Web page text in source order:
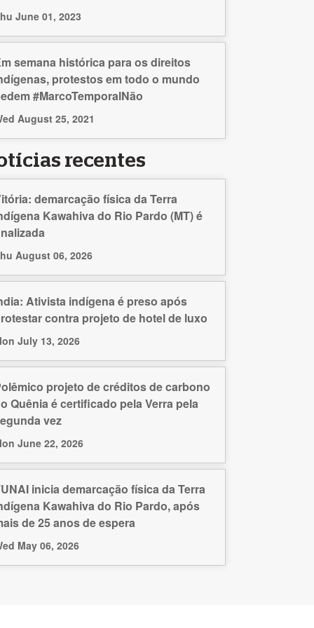
June 01, 2023
semana histórica para os direitos
protestos em todo o mundo
#MarcoTemporalNão
August 25, 2021
recentes
demarcação física da Terra
Kawahiva do Rio Pardo (MT) é
August 06, 2026
Ativista indígena é preso após
contra projeto de hotel de luxo
July 13, 2026
projeto de créditos de carbono
Quênia é certificado pela Verra pela
vez
June 22, 2026
inicia demarcação física da Terra
Kawahiva do Rio Pardo, após
de 25 anos de espera
May 06, 2026